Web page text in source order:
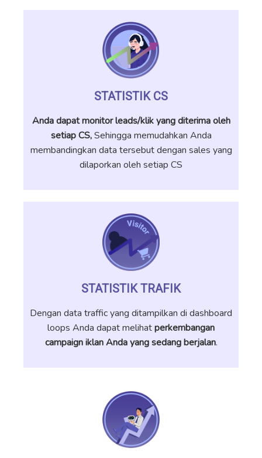
STATISTIK CS
Anda dapat monitor leads/klik yang diterima oleh
setiap CS,Sehingga memudahkan Anda
membandingkan data tersebut dengan sales yang
dilaporkan oleh setiap CS
STATISTIK TRAFIK
Dengan data traffic yang ditampilkan di dashboard
loops Anda dapat melihatperkembangan
campaign iklan Anda yang sedang berjalan.